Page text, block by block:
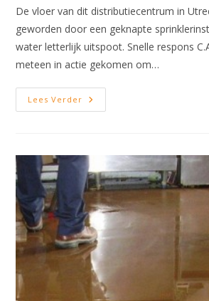
De vloer van dit distributiecentrum in
geworden door een geknapte
water letterlijk uitspoot. Snelle respons
meteen in actie gekomen om…
Lees Verder Geknapte
Sprinklerinstallatie